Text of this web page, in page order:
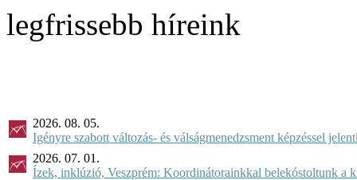
legfrissebb híreink
2026. 08. 05.
Igényre szabott változás- és válságmenedzsment képzéssel
2026. 07. 01.
Ízek, inklúzió, Veszprém: Koordinátorainkkal belekóstoltunk a